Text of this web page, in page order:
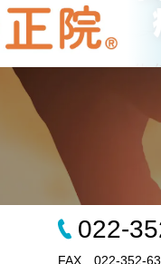
022-
FAX 022-352-